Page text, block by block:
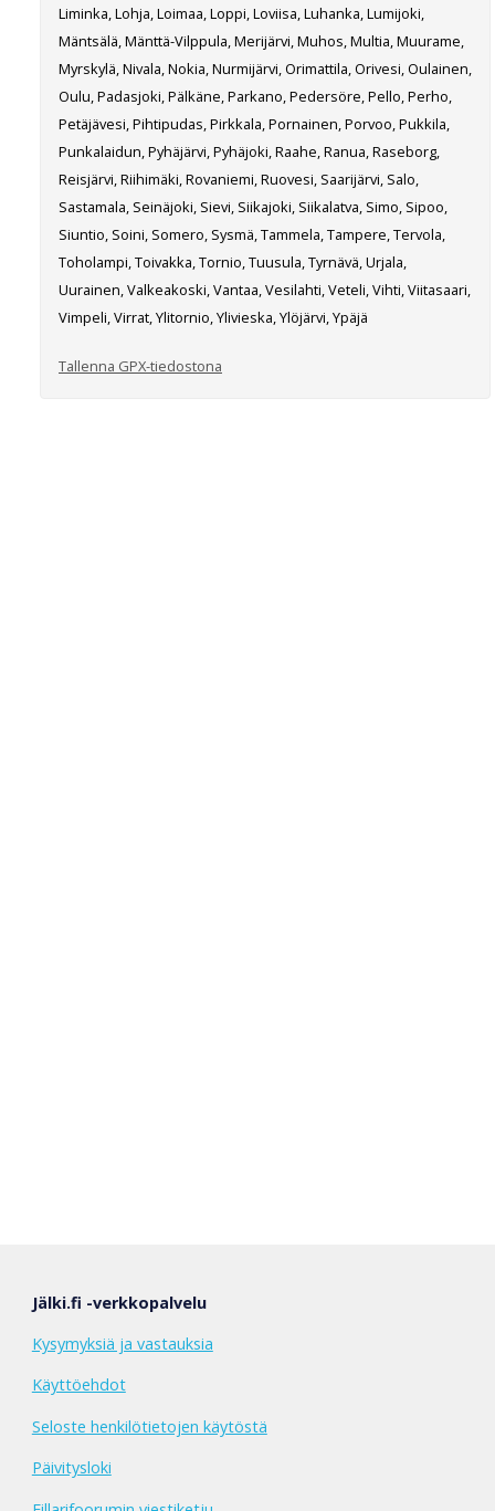
Liminka, Lohja, Loimaa, Loppi, Loviisa, Luhanka, Lumijoki,
Mäntsälä, Mänttä-Vilppula, Merijärvi, Muhos, Multia, Muurame,
Myrskylä, Nivala, Nokia, Nurmijärvi, Orimattila, Orivesi, Oulainen,
Oulu, Padasjoki, Pälkäne, Parkano, Pedersöre, Pello, Perho,
Petäjävesi, Pihtipudas, Pirkkala, Pornainen, Porvoo, Pukkila,
Punkalaidun, Pyhäjärvi, Pyhäjoki, Raahe, Ranua, Raseborg,
Reisjärvi, Riihimäki, Rovaniemi, Ruovesi, Saarijärvi, Salo,
Sastamala, Seinäjoki, Sievi, Siikajoki, Siikalatva, Simo, Sipoo,
Siuntio, Soini, Somero, Sysmä, Tammela, Tampere, Tervola,
Toholampi, Toivakka, Tornio, Tuusula, Tyrnävä, Urjala,
Uurainen, Valkeakoski, Vantaa, Vesilahti, Veteli, Vihti, Viitasaari,
Vimpeli, Virrat, Ylitornio, Ylivieska, Ylöjärvi, Ypäjä
Tallenna GPX-tiedostona
Jälki.fi -verkkopalvelu
Kysymyksiä ja vastauksia
Käyttöehdot
Seloste henkilötietojen käytöstä
Päivitysloki